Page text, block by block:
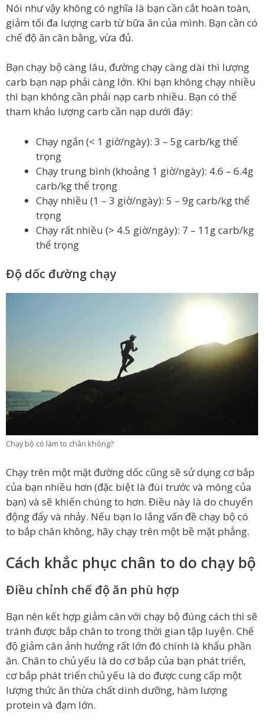
Nói như vậy không có nghĩa là bạn cần cắt hoàn toàn,
giảm tối đa lượng carb từ bữa ăn của mình. Bạn cần có
chế độ ăn cân bằng, vừa đủ.
Bạn chạy bộ càng lâu, đường chạy càng dài thì lượng
carb bạn nạp phải càng lớn. Khi bạn không chạy nhiều
thì bạn không cần phải nạp carb nhiều. Bạn có thể
tham khảo lượng carb cần nạp dưới đây:
Chạy ngắn (< 1 giờ/ngày): 3 – 5g carb/kg thể
trọng
Chạy trung bình (khoảng 1 giờ/ngày): 4.6 – 6.4g
carb/kg thể trọng
Chạy nhiều (1 – 3 giờ/ngày): 5 – 9g carb/kg thể
trọng
Chạy rất nhiều (> 4.5 giờ/ngày): 7 – 11g carb/kg
thể trọng
Độ dốc đường chạy
Chạy bộ có làm to chân không?
Chạy trên một mặt đường dốc cũng sẽ sử dụng cơ bắp
của bạn nhiều hơn (đặc biệt là đùi trước và mông của
bạn) và sẽ khiến chúng to hơn. Điều này là do chuyển
động đẩy và nhảy. Nếu bạn lo lắng vấn đề chạy bộ có
to bắp chân không, hãy chạy trên một bề mặt phẳng.
Cách khắc phục chân to do chạy bộ
Điều chỉnh chế độ ăn phù hợp
Bạn nên kết hợp giảm cân với chạy bộ đúng cách thì sẽ
tránh được bắp chân to trong thời gian tập luyện. Chế
độ giảm cân ảnh hưởng rất lớn đó chính là khẩu phần
ăn. Chân to chủ yếu là do cơ bắp của bạn phát triển,
cơ bắp phát triển chủ yếu là do được cung cấp một
lượng thức ăn thừa chất dinh dưỡng, hàm lượng
protein và đạm lớn.